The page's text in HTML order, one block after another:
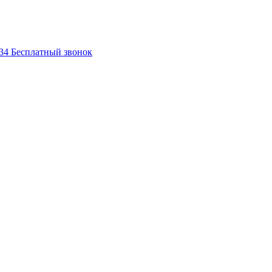
Бесплатный звонок